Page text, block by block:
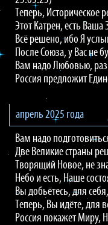
Теперь, Историческое
Этот Катрен, есть
Всё решено, ибо Я
После Союза, у Вас не
Вам надо Любовью,
Россия предложит
апрель 2025 года
Вам надо
Две Великие страны
Творящий Новое, не
Небо и есть, Наше
Вы добьётесь, для
Теперь, Вы идёте, для
Россия покажет Миру,